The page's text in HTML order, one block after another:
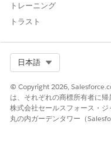
トレーニング
トラスト
日本語
© Copyright 2026,
は、それぞれの商標所有者に帰
株式会社セールスフォース・
丸の内ガーデンタワー（